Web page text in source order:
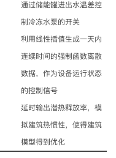
通过储能罐进出水温差控
制冷冻水泵的开关
利用线性插值生成一天内
连续时间的强制函数离散
数据，作为设备运行状态
的控制信号
延时输出潜热释放率，模
拟建筑热惯性，使得建筑
模型得到优化